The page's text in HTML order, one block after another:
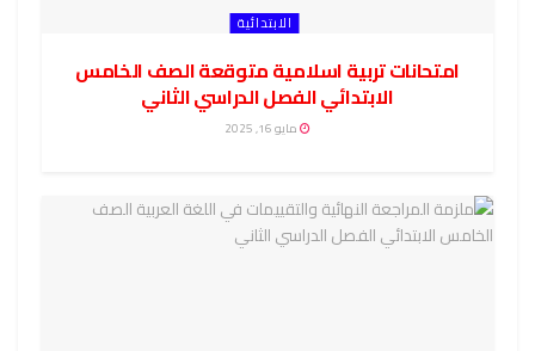
الابتدائية
امتحانات تربية اسلامية متوقعة الصف الخامس
الابتدائي الفصل الدراسي الثاني
مايو 16, 2025